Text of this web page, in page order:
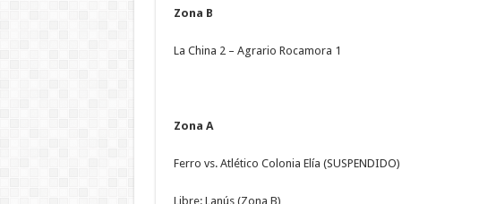
Zona B
La China 2 – Agrario Rocamora 1
Zona A
Ferro vs. Atlético Colonia Elía (SUSPENDIDO)
Libre: Lanús (Zona B)